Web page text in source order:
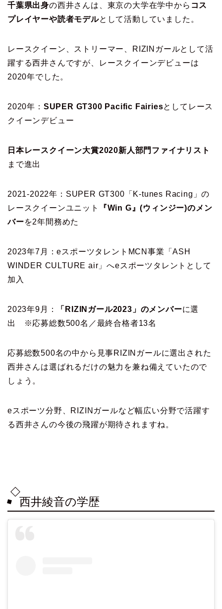
千葉県出身の西井さんは、東京の大学在学中から コス
プレイヤーや読者モデルとして活動していました。
レースクイーン、ストリーマー、RIZINガールとして活
躍する西井さんですが、レースクイーンデビューは
2020年でした。
2020年： SUPER GT300 Pacific Fairiesとしてレース
クイーンデビュー
日本レースクイーン大賞2020新人部門ファイナリスト
まで進出
2021-2022年：SUPER GT300「K-tunes Racing」の
レースクイーンユニット
『Win G』(ウィンジー)のメン
バーを2年間務めた
2023年7月：eスポーツタレントMCN事業「ASH
WINDER CULTURE air」へeスポーツタレントとして
加入
2023年9月： 「RIZINガール2023」のメンバーに選
出 ※応募総数500名／最終合格者13名
応募総数500名の中から見事RIZINガールに選出された
西井さんは選ばれるだけの魅力を兼ね備えていたので
しょう。
eスポーツ分野、RIZINガールなど幅広い分野で活躍す
る西井さんの今後の飛躍が期待されますね。
西井綾音の学歴